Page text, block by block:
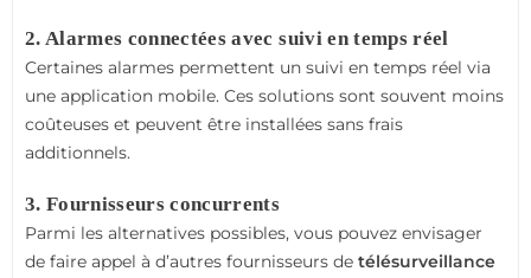
2. Alarmes connectées avec suivi en temps réel
Certaines alarmes permettent un suivi en temps réel via
une application mobile. Ces solutions sont souvent moins
coûteuses et peuvent être installées sans frais
additionnels.
3. Fournisseurs concurrents
Parmi les alternatives possibles, vous pouvez envisager
de faire appel à d’autres fournisseurs de télésurveillance